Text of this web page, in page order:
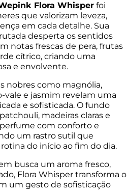
Flora Whisperfoi
que valorizam leveza,
em cada detalhe. Sua
desperta os sentidos
notas frescas de pera, frutas
cítrico, criando uma
e envolvente.
nobres como magnólia,
vale e jasmim revelam uma
e sofisticada. O fundo
madeiras claras e
com conforto e
um rastro sutil que
do início ao fim do dia.
busca um aroma fresco,
Flora Whisper transforma o
um gesto de sofisticação